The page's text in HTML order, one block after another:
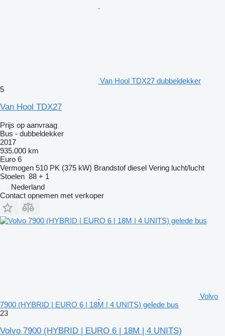
Van Hool TDX27 dubbeldekker
5
Van Hool TDX27
Prijs op aanvraag
Bus - dubbeldekker
2017
935.000 km
Euro 6
Vermogen 510 PK (375 kW) Brandstof diesel Vering lucht/lucht
Stoelen 88 + 1
Nederland
Contact opnemen met verkoper
Volvo
7900 (HYBRID | EURO 6 | 18M | 4 UNITS) gelede bus
23
Volvo 7900 (HYBRID | EURO 6 | 18M | 4 UNITS)